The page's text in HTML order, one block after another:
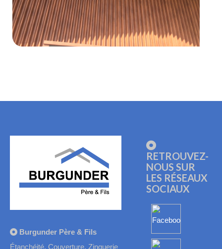
Burgunder Père & Fils
Étanchéité, Couverture, Zinguerie
RETROUVEZ-
NOUS SUR
LES RÉSEAUX
SOCIAUX